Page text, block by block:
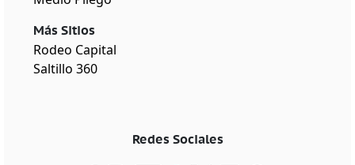
Más Sitios
Rodeo Capital
Saltillo 360
Redes Sociales